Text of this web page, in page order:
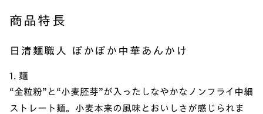
商品特長
日清麺職人 ぽかぽか中華あんかけ
1. 麺
“全粒粉”と“小麦胚芽”が入ったしなやかなノンフライ中細
ストレート麺。小麦本来の風味とおいしさが感じられま